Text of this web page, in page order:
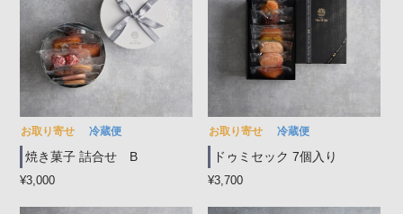
お取り寄せ 冷蔵便
焼き菓子 詰合せ B
¥3,000
お取り寄せ 冷蔵便
ドゥミセック 7個入り
¥3,700